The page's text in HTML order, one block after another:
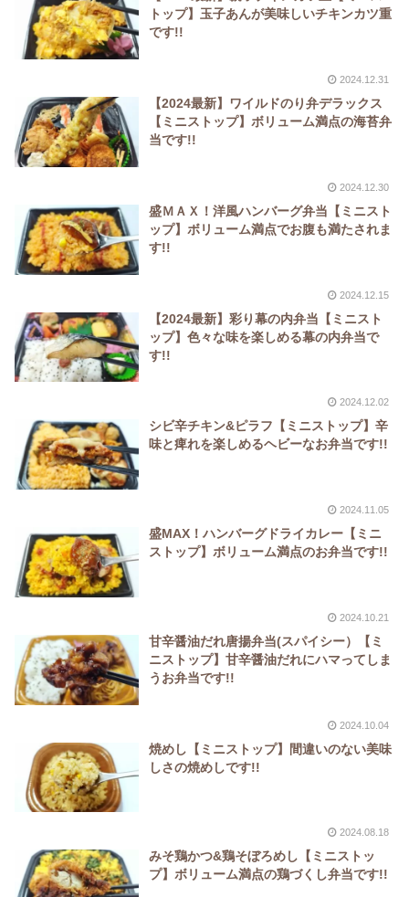
トップ】玉子あんが美味しいチキンカツ重
です!!
2024.12.31
【2024最新】ワイルドのり弁デラックス
【ミニストップ】ボリューム満点の海苔弁
当です!!
2024.12.30
盛ＭＡＸ！洋風ハンバーグ弁当【ミニスト
ップ】ボリューム満点でお腹も満たされま
す!!
2024.12.15
【2024最新】彩り幕の内弁当【ミニスト
ップ】色々な味を楽しめる幕の内弁当で
す!!
2024.12.02
シビ辛チキン&ピラフ【ミニストップ】辛
味と痺れを楽しめるヘビーなお弁当です!!
2024.11.05
盛MAX！ハンバーグドライカレー【ミニ
ストップ】ボリューム満点のお弁当です!!
2024.10.21
甘辛醤油だれ唐揚弁当(スパイシー）【ミ
ニストップ】甘辛醤油だれにハマってしま
うお弁当です!!
2024.10.04
焼めし【ミニストップ】間違いのない美味
しさの焼めしです!!
2024.08.18
みそ鶏かつ&鶏そぼろめし【ミニストッ
プ】ボリューム満点の鶏づくし弁当です!!